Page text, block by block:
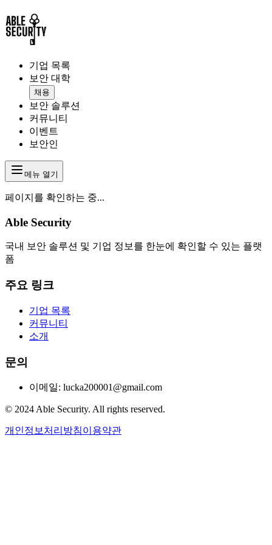
기업 목록
보안 대학
채용
보안 솔루션
커뮤니티
이벤트
보안인
메뉴 열기
페이지를 확인하는 중...
Able Security
국내 보안 솔루션 및 기업 정보를 한눈에 확인할 수 있는 플랫
폼
주요 링크
기업 목록
커뮤니티
소개
문의
이메일: lucka200001@gmail.com
© 2024 Able Security. All rights reserved.
개인정보처리방침이용약관